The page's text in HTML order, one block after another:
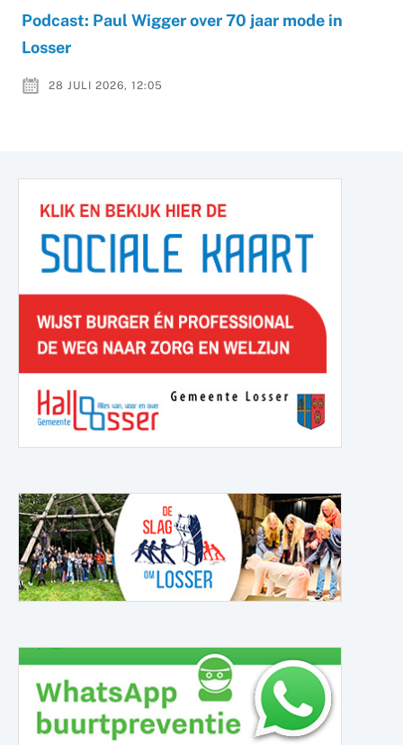
Podcast: Paul Wigger over 70 jaar mode in
Losser
28 JULI 2026, 12:05